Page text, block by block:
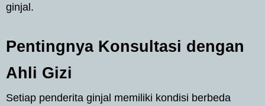
ginjal.
Pentingnya Konsultasi dengan
Ahli Gizi
Setiap penderita ginjal memiliki kondisi berbeda